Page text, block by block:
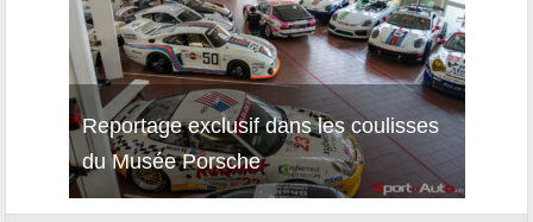
Reportage exclusif dans les coulisses
du Musée Porsche